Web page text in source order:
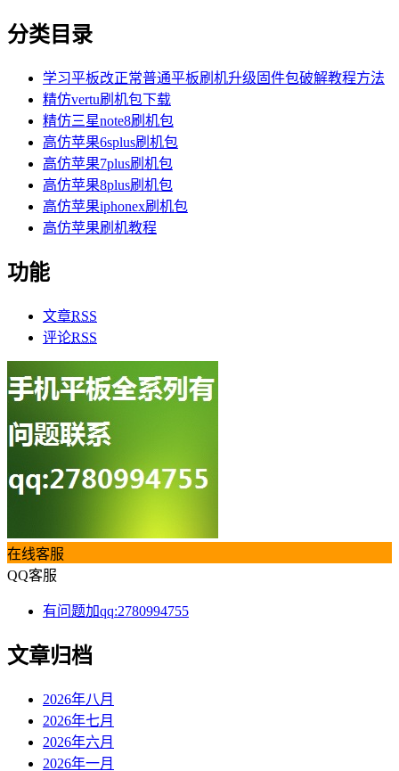
分类目录
学习平板改正常普通平板刷机升级固件包破解教程方法
精仿vertu刷机包下载
精仿三星note8刷机包
高仿苹果6splus刷机包
高仿苹果7plus刷机包
高仿苹果8plus刷机包
高仿苹果iphonex刷机包
高仿苹果刷机教程
功能
文章RSS
评论RSS
在线客服
QQ客服
有问题加qq:2780994755
文章归档
2026年八月
2026年七月
2026年六月
2026年一月